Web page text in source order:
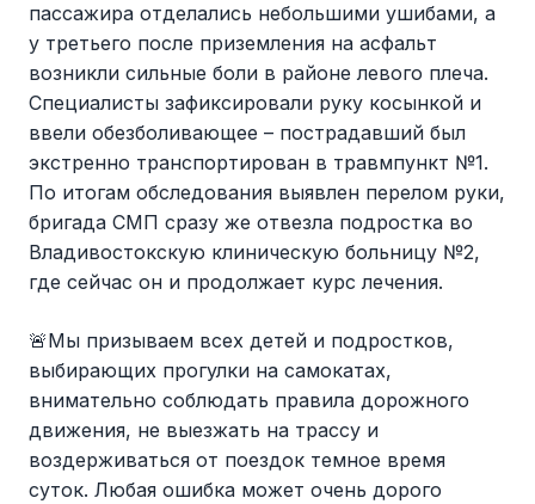
пассажира отделались небольшими ушибами, а
у третьего после приземления на асфальт
возникли сильные боли в районе левого плеча.
Специалисты зафиксировали руку косынкой и
ввели обезболивающее – пострадавший был
экстренно транспортирован в травмпункт №1.
По итогам обследования выявлен перелом руки,
бригада СМП сразу же отвезла подростка во
Владивостокскую клиническую больницу №2,
где сейчас он и продолжает курс лечения.
🚨Мы призываем всех детей и подростков,
выбирающих прогулки на самокатах,
внимательно соблюдать правила дорожного
движения, не выезжать на трассу и
воздерживаться от поездок темное время
суток. Любая ошибка может очень дорого